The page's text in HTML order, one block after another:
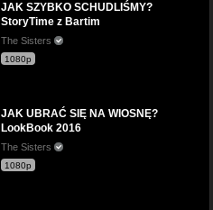
JAK SZYBKO SCHUDLIŚMY?
StoryTime z Bartim
The Sisters
1080p
JAK UBRAĆ SIĘ NA WIOSNĘ?
LookBook 2016
The Sisters
1080p